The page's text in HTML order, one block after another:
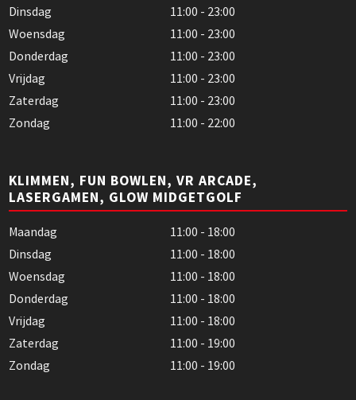
Dinsdag
11:00 - 23:00
Woensdag
11:00 - 23:00
Donderdag
11:00 - 23:00
Vrijdag
11:00 - 23:00
Zaterdag
11:00 - 23:00
Zondag
11:00 - 22:00
KLIMMEN, FUN BOWLEN, VR ARCADE,
LASERGAMEN, GLOW MIDGETGOLF
Maandag
11:00 - 18:00
Dinsdag
11:00 - 18:00
Woensdag
11:00 - 18:00
Donderdag
11:00 - 18:00
Vrijdag
11:00 - 18:00
Zaterdag
11:00 - 19:00
Zondag
11:00 - 19:00